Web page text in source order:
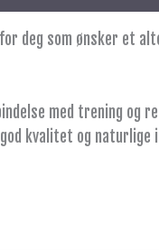
for deg som ønsker et
med trening og
kvalitet og naturlige